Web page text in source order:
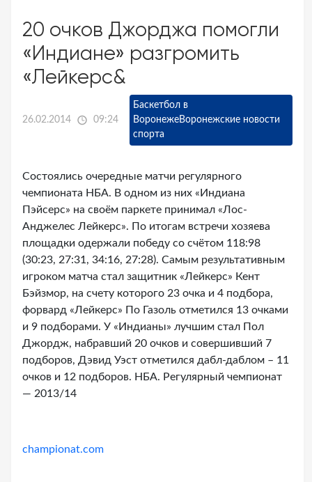
20 очков Джорджа помогли
«Индиане» разгромить
«Лейкерс&
26.02.2014 09:24
Баскетбол в
ВоронежеВоронежские новости
спорта
Состоялись очередные матчи регулярного
чемпионата НБА. В одном из них «Индиана
Пэйсерс» на своём паркете принимал «Лос-
Анджелес Лейкерс». По итогам встречи хозяева
площадки одержали победу со счётом 118:98
(30:23, 27:31, 34:16, 27:28). Самым результативным
игроком матча стал защитник «Лейкерс» Кент
Бэйзмор, на счету которого 23 очка и 4 подбора,
форвард «Лейкерс» По Газоль отметился 13 очками
и 9 подборами. У «Индианы» лучшим стал Пол
Джордж, набравший 20 очков и совершивший 7
подборов, Дэвид Уэст отметился дабл-даблом – 11
очков и 12 подборов. НБА. Регулярный чемпионат
— 2013/14
championat.com